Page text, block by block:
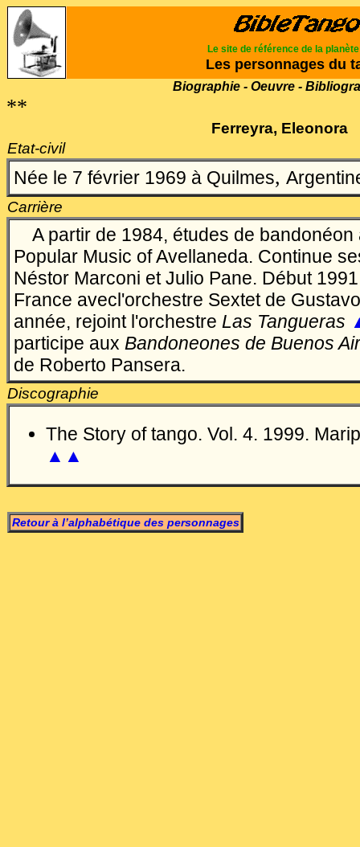
Le site de référence de la planète
Les personnages du
Biographie - Oeuvre -
**
Ferreyra, Eleonora
Etat-civil
Née le 7 février 1969 à Quilmes,
Carrière
A partir de 1984, études de bandonéon
Popular Music of Avellaneda. Continue
Néstor Marconi et Julio Pane. Début
France avecl'orchestre Sextet de
année, rejoint l'orchestre Las Tangueras
participe aux Bandoneones de Buenos
de Roberto Pansera.
Discographie
The Story of tango. Vol. 4. 1999.
▲▲
Retour à l’alphabétique des personnages